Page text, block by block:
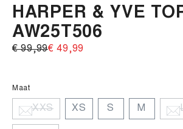
HARPER & YVE
AW25T506
€ 99,99‌€ 49,99‌
Maat
XXS XS S M